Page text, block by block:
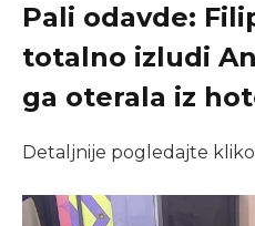
Pali odavde:
totalno izludi
ga oterala iz
Detaljnije pogledajte